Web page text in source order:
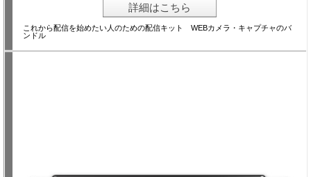
詳細はこちら
これから配信を始めたい人のための配信キット WEBカメラ・キャプチャのバ
ンドル